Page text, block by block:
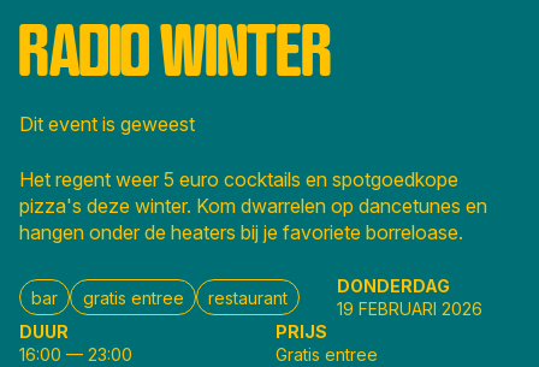
RADIO WINTER
Dit event is geweest
Het regent weer 5 euro cocktails en spotgoedkope
pizza's deze winter. Kom dwarrelen op dancetunes en
hangen onder de heaters bij je favoriete borreloase.
bar gratis entree restaurant
DONDERDAG
19 FEBRUARI 2026
DUUR
16:00 — 23:00
PRIJS
Gratis entree